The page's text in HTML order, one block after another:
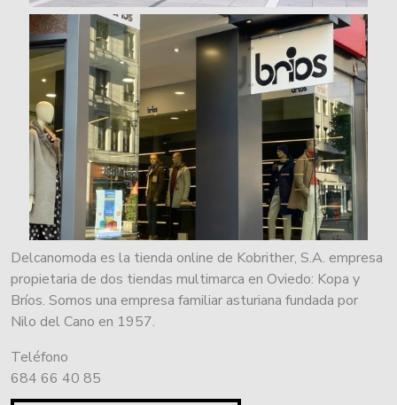
Delcanomoda es la tienda online de Kobrither, S.A. empresa
propietaria de dos tiendas multimarca en Oviedo: Kopa y
Bríos. Somos una empresa familiar asturiana fundada por
Nilo del Cano en 1957.
Teléfono
684 66 40 85